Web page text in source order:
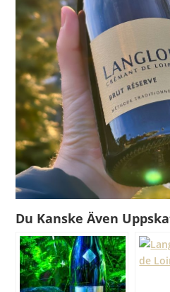
Du Kanske Även